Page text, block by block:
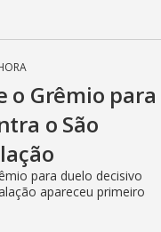
o Grêmio para
o São
para duelo decisivo
apareceu primeiro